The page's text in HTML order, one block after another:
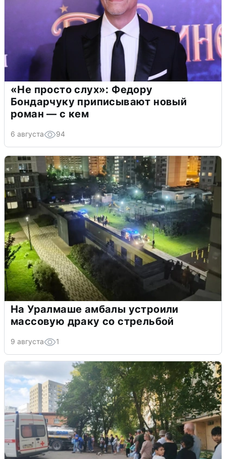
«Не просто слух»: Федору
Бондарчуку приписывают новый
роман — с кем
6 августа 94
На Уралмаше амбалы устроили
массовую драку со стрельбой
9 августа 1